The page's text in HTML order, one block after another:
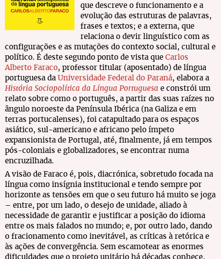
que descreve o funcionamento e a
evolução das estruturas de palavras,
frases e textos; e a externa, que
relaciona o devir linguístico com as
configurações e as mutações do contexto social, cultural e
político. É deste segundo ponto de vista que Carlos
Alberto Faraco, professor titular (aposentado) de língua
portuguesa da Universidade Federal do Paraná, elabora a
História Sociopolítica da Língua Portuguesa e constrói um
relato sobre como o português, a partir das suas raízes no
ângulo noroeste da Península Ibérica (na Galiza e em
terras portucalenses), foi catapultado para os espaços
asiático, sul-americano e africano pelo ímpeto
expansionista de Portugal, até, finalmente, já em tempos
pós-coloniais e globalizadores, se encontrar numa
encruzilhada.
A visão de Faraco é, pois, diacrónica, sobretudo focada na
língua como insígnia institucional e tendo sempre por
horizonte as tensões em que o seu futuro há muito se joga
– entre, por um lado, o desejo de unidade, aliado à
necessidade de garantir e justificar a posição do idioma
entre os mais falados no mundo; e, por outro lado, dando
o fracionamento como inevitável, as críticas à retórica e
às ações de convergência. Sem escamotear as enormes
dificuldades que o projeto unitário há décadas conhece,